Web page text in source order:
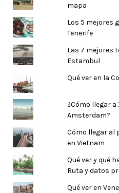
mapa
Los 5 mejores
Tenerife
Las 7 mejores
Estambul
Qué ver en la
¿Cómo llegar
Amsterdam?
Cómo llegar al
en Vietnam
Qué ver y qué
Ruta y datos
Qué ver en